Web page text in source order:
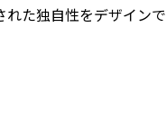
た独自性をデザインで